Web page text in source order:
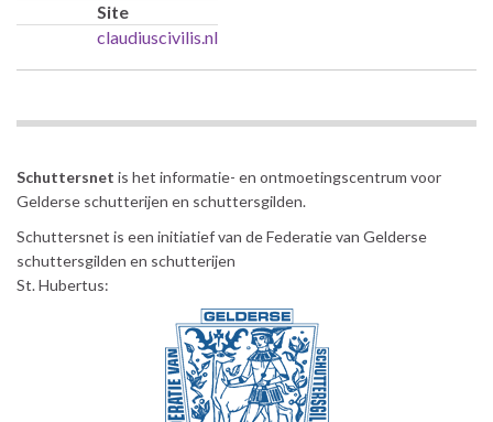
Site
claudiuscivilis.nl
Schuttersnet is het informatie- en ontmoetingscentrum voor
Gelderse schutterijen en schuttersgilden.
Schuttersnet is een initiatief van de Federatie van Gelderse
schuttersgilden en schutterijen
St. Hubertus: